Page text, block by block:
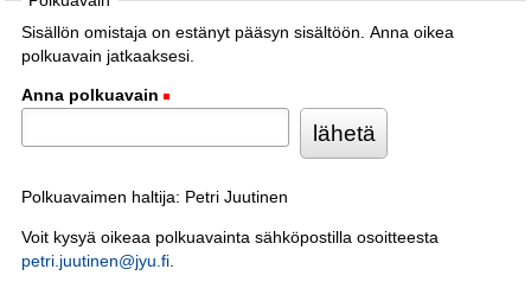
Sisällön omistaja on estänyt pääsyn sisältöön. Anna oikea
polkuavain jatkaaksesi.
Anna polkuavain
Polkuavaimen haltija: Petri Juutinen
Voit kysyä oikeaa polkuavainta sähköpostilla osoitteesta
petri.juutinen@jyu.fi.